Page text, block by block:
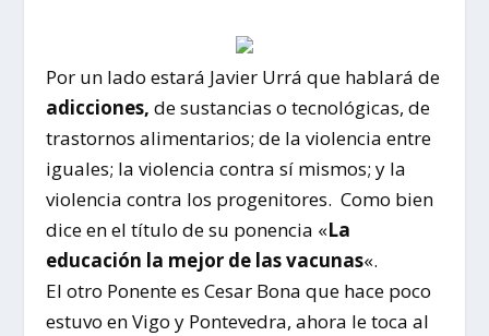
Por un lado estará Javier Urrá que hablará de
adicciones, de sustancias o tecnológicas, de
trastornos alimentarios; de la violencia entre
iguales; la violencia contra sí mismos; y la
violencia contra los progenitores. Como bien
dice en el título de su ponencia «La
educación la mejor de las vacunas«.
El otro Ponente es Cesar Bona que hace poco
estuvo en Vigo y Pontevedra, ahora le toca al